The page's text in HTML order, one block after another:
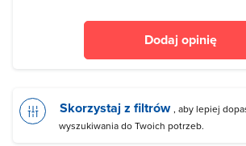
Dodaj opinię
Skorzystaj z filtrów , aby lepiej
wyszukiwania do Twoich potrzeb.